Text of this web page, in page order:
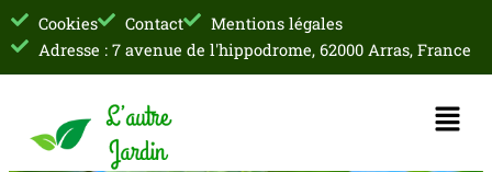
Aller
Cookies Contact
Mentions légales
Adresse : 7 avenue de l'hippodrome, 62000 Arras, France
Menu